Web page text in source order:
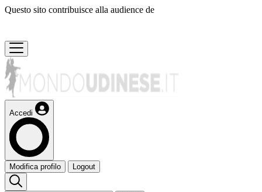
Questo sito contribuisce alla audience de
Accedi
Modifica profilo Logout